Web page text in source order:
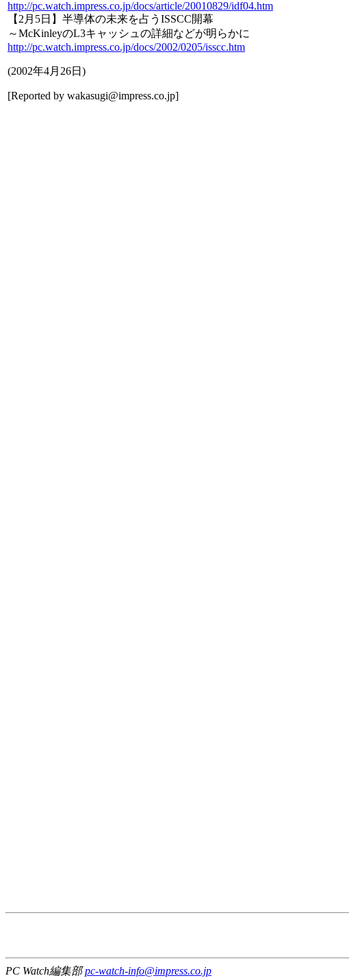
http://pc.watch.impress.co.jp/docs/article/20010829/idf04.htm
【2月5日】半導体の未来を占うISSCC開幕
～McKinleyのL3キャッシュの詳細などが明らかに
http://pc.watch.impress.co.jp/docs/2002/0205/isscc.htm
(2002年4月26日 )
[Reported by wakasugi@impress.co.jp]
PC Watch編集部pc-watch-info@impress.co.jp